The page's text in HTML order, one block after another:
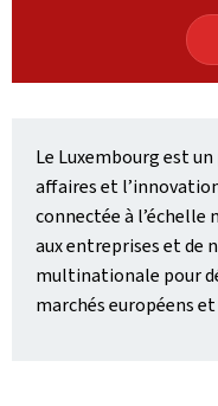
Le Luxembourg est
affaires et
connectée à
aux entreprises et de
multinationale pour
marchés européens